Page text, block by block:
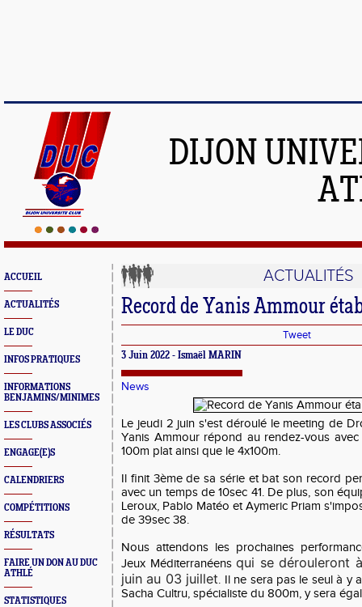
DIJON
ACCUEIL
ACTUALITÉS
LE DUC
INFOS PRATIQUES
INFORMATIONS
BENJAMINS/MINIMES
LES CLUBS ASSOCIÉS
ENGAGE(E)S
CALENDRIERS
COMPÉTITIONS
RÉSULTATS
FAIRE UN DON AU DUC
ATHLÉ
STATISTIQUES
ACTUALITÉS
Record de Yanis Ammour
Tweet
3 Juin 2022 - Ismaël MARIN
News
Le jeudi 2 juin s'est déroulé le meeting de
Yanis Ammour répond au rendez-vous
100m plat ainsi que le 4x100m.
Il finit 3ème de sa série et bat son record
avec un temps de 10sec 41. De plus, son
Leroux, Pablo Matéo et Aymeric Priam
de 39sec 38.
Nous attendons les prochaines
Jeux Méditerranéensqui se dérouleront
juin au 03 juillet. Il ne sera pas le seul à y
Sacha Cultru, spécialiste du 800m, y sera